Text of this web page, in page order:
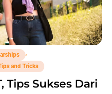
,
and Tricks
Tips Sukses Dari